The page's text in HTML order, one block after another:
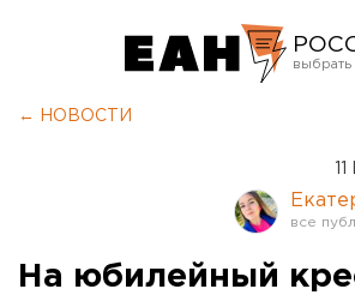
← НОВОСТИ
На юбилейный